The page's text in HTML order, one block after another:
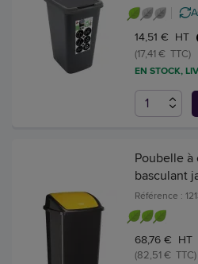
14,51 € HT
(17,41 € TTC)
EN STOCK,
Poubelle
basculant
Référence :
68,76 € HT
(82,51 € TTC)